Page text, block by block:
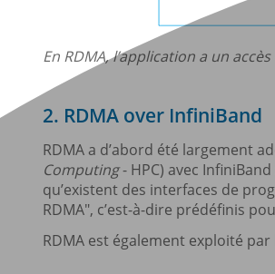
En RDMA, l’application a un
2. RDMA over InfiniBand
RDMA a d’abord été largement
Computing- HPC) avec
qu’existent des interfaces de
RDMA", c’est-à-dire prédéfinis
RDMA est également exploité